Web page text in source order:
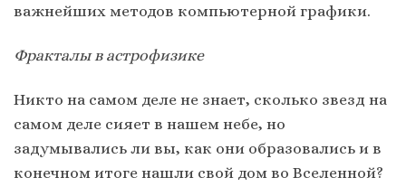
важнейших методов компьютерной графики.
Фракталы в астрофизике
Никто на самом деле не знает, сколько звезд на
самом деле сияет в нашем небе, но
задумывались ли вы, как они образовались и в
конечном итоге нашли свой дом во Вселенной?